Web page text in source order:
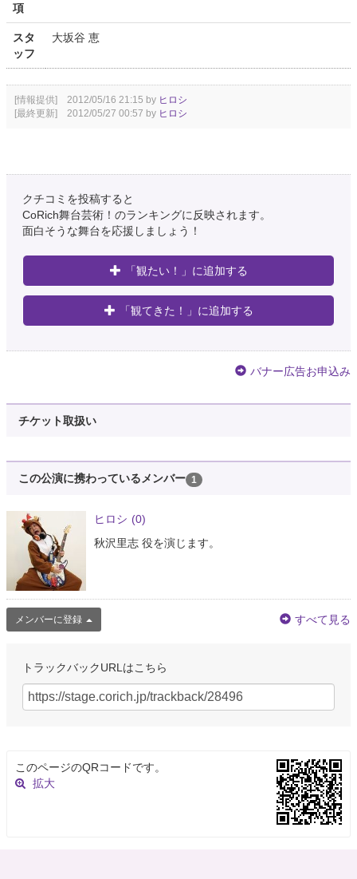
項
スタ
ッフ
大坂谷 恵
[情報提供] 2012/05/16 21:15 by ヒロシ
[最終更新] 2012/05/27 00:57 by ヒロシ
クチコミを投稿すると
CoRich舞台芸術！のランキングに反映されます。
面白そうな舞台を応援しましょう！
「観たい！」に追加する
「観てきた！」に追加する
バナー広告お申込み
チケット取扱い
この公演に携わっているメンバー 1
ヒロシ (0)
秋沢里志 役を演じます。
メンバーに登録 すべて見る
トラックバックURLはこちら
このページのQRコードです。
拡大